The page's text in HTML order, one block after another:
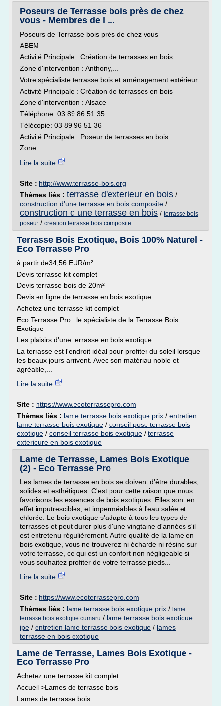
Poseurs de Terrasse bois près de chez
vous - Membres de l ...
Poseurs de Terrasse bois près de chez vous
ABEM
Activité Principale : Création de terrasses en bois
Zone d'intervention : Anthony,...
Votre spécialiste terrasse bois et aménagement extérieur
Activité Principale : Création de terrasses en bois
Zone d'intervention : Alsace
Téléphone: 03 89 86 51 35
Télécopie: 03 89 96 51 36
Activité Principale : Poseur de terrasses en bois
Zone...
Lire la suite
Site : http://www.terrasse-bois.org
Thèmes liés : terrasse d'exterieur en bois /
construction d'une terrasse en bois composite /
construction d une terrasse en bois / terrasse bois
poseur / creation terrasse bois composite
Terrasse Bois Exotique, Bois 100% Naturel -
Eco Terrasse Pro
à partir de34,56 EUR/m²
Devis terrasse kit complet
Devis terrasse bois de 20m²
Devis en ligne de terrasse en bois exotique
Achetez une terrasse kit complet
Eco Terrasse Pro : le spécialiste de la Terrasse Bois
Exotique
Les plaisirs d'une terrasse en bois exotique
La terrasse est l'endroit idéal pour profiter du soleil lorsque
les beaux jours arrivent. Avec son matériau noble et
agréable,...
Lire la suite
Site : https://www.ecoterrassepro.com
Thèmes liés : lame terrasse bois exotique prix / entretien
lame terrasse bois exotique / conseil pose terrasse bois
exotique / conseil terrasse bois exotique / terrasse
exterieure en bois exotique
Lame de Terrasse, Lames Bois Exotique
(2) - Eco Terrasse Pro
Les lames de terrasse en bois se doivent d'être durables,
solides et esthétiques. C'est pour cette raison que nous
favorisons les essences de bois exotiques. Elles sont en
effet imputrescibles, et imperméables à l'eau salée et
chlorée. Le bois exotique s'adapte à tous les types de
terrasses et peut durer plus d'une vingtaine d'années s'il
est entretenu régulièrement. Autre qualité de la lame en
bois exotique, vous ne trouverez ni écharde ni résine sur
votre terrasse, ce qui est un confort non négligeable si
vous souhaitez profiter de votre terrasse pieds...
Lire la suite
Site : https://www.ecoterrassepro.com
Thèmes liés : lame terrasse bois exotique prix / lame
terrasse bois exotique cumaru / lame terrasse bois exotique
ipe / entretien lame terrasse bois exotique / lames
terrasse en bois exotique
Lame de Terrasse, Lames Bois Exotique -
Eco Terrasse Pro
Achetez une terrasse kit complet
Accueil >Lames de terrasse bois
Lames de terrasse bois